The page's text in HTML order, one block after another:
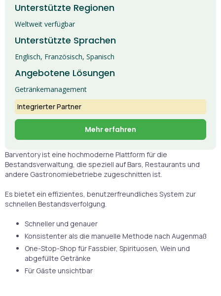
Barventory ist eine hochmoderne Plattform für die
Bestandsverwaltung, die speziell auf Bars, Restaurants und
andere Gastronomiebetriebe zugeschnitten ist.
Es bietet ein effizientes, benutzerfreundliches System zur
schnellen Bestandsverfolgung.
Schneller und genauer
Konsistenter als die manuelle Methode nach Augenmaß
One-Stop-Shop für Fassbier, Spirituosen, Wein und
abgefüllte Getränke
Für Gäste unsichtbar
Unterstützte Regionen
Weltweit verfügbar
Unterstützte Sprachen
Englisch, Französisch, Spanisch
Angebotene Lösungen
Getränkemanagement
Integrierter Partner
Mehr erfahren